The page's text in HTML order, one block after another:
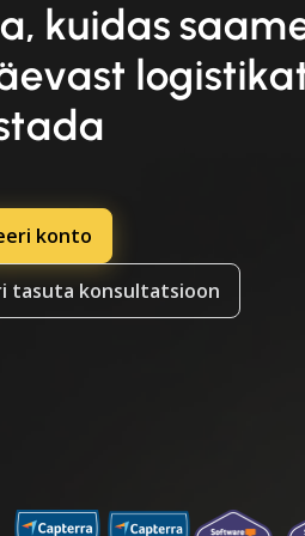
kuidas
konto
tasuta konsultatsioon